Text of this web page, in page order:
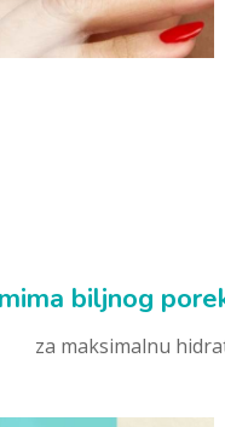
biljnog
za maksimalnu